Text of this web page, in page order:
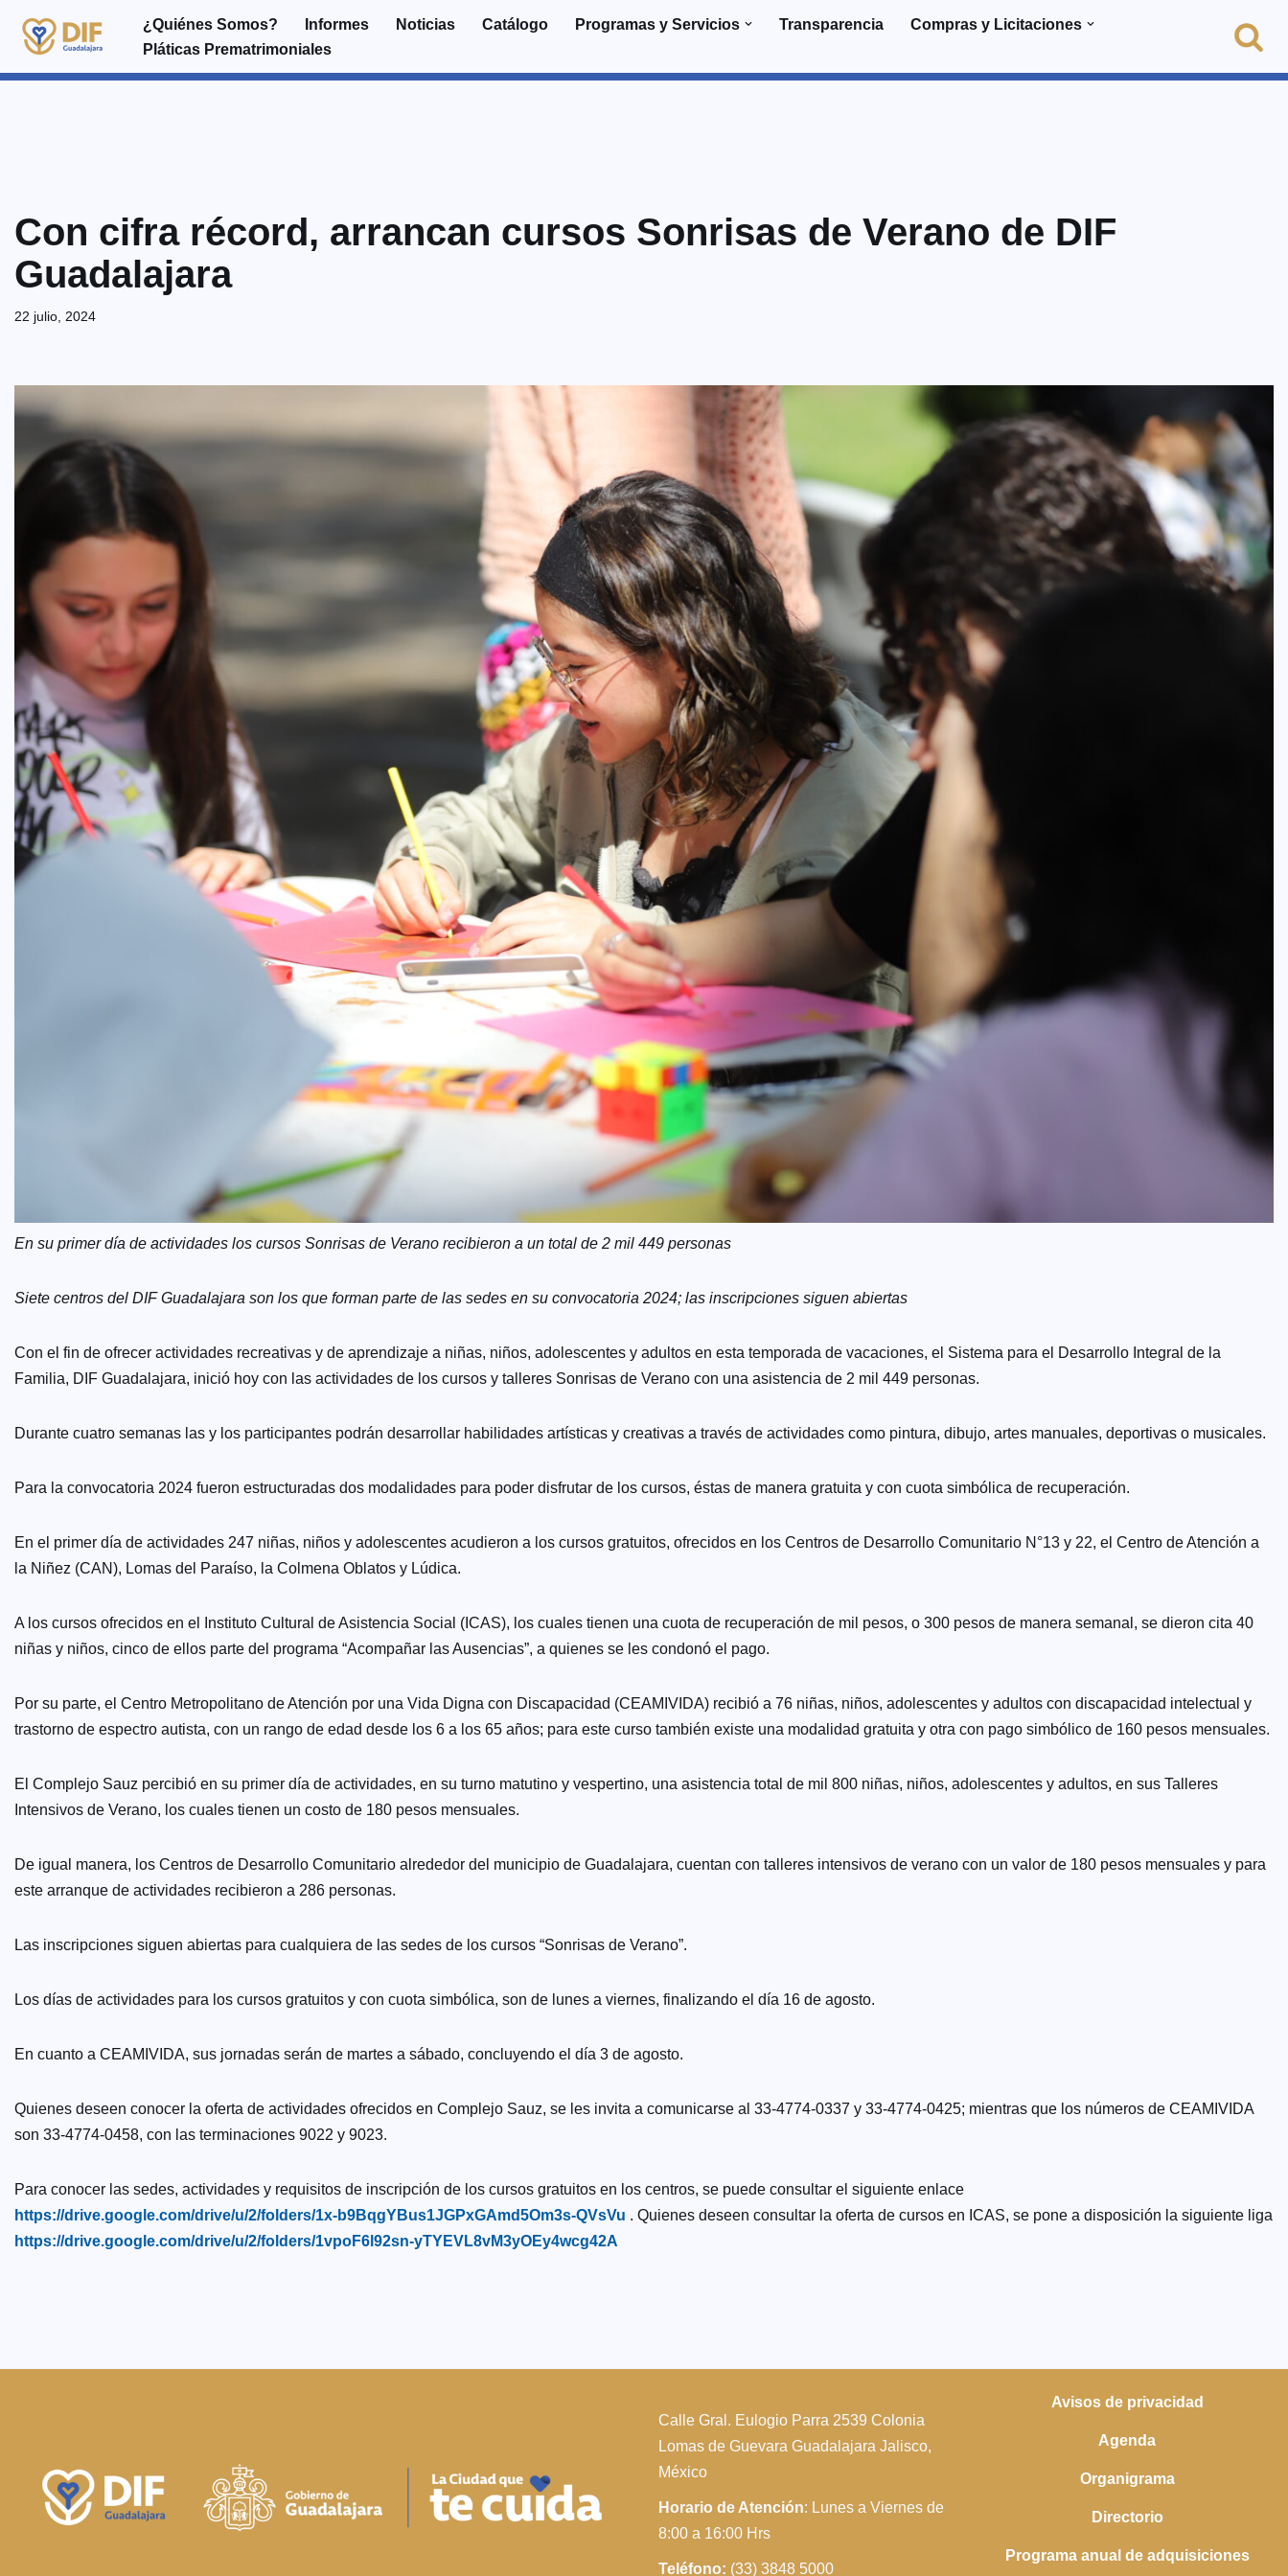
Saltar
al
¿Quiénes Somos? Informes Noticias Catálogo Programas y Servicios Transparencia
Compras y Licitaciones
Pláticas Prematrimoniales
Con cifra récord, arrancan cursos Sonrisas de Verano de DIF
Guadalajara
22 julio, 2024
En su primer día de actividades los cursos Sonrisas de Verano recibieron a un total de 2 mil 449 personas
Siete centros del DIF Guadalajara son los que forman parte de las sedes en su convocatoria 2024; las inscripciones siguen abiertas
Con el fin de ofrecer actividades recreativas y de aprendizaje a niñas, niños, adolescentes y adultos en esta temporada de vacaciones, el Sistema para el Desarrollo Integral de la
Familia, DIF Guadalajara, inició hoy con las actividades de los cursos y talleres Sonrisas de Verano con una asistencia de 2 mil 449 personas.
Durante cuatro semanas las y los participantes podrán desarrollar habilidades artísticas y creativas a través de actividades como pintura, dibujo, artes manuales, deportivas o musicales.
Para la convocatoria 2024 fueron estructuradas dos modalidades para poder disfrutar de los cursos, éstas de manera gratuita y con cuota simbólica de recuperación.
En el primer día de actividades 247 niñas, niños y adolescentes acudieron a los cursos gratuitos, ofrecidos en los Centros de Desarrollo Comunitario N°13 y 22, el Centro de Atención a
la Niñez (CAN), Lomas del Paraíso, la Colmena Oblatos y Lúdica.
A los cursos ofrecidos en el Instituto Cultural de Asistencia Social (ICAS), los cuales tienen una cuota de recuperación de mil pesos, o 300 pesos de manera semanal, se dieron cita 40
niñas y niños, cinco de ellos parte del programa “Acompañar las Ausencias”, a quienes se les condonó el pago.
Por su parte, el Centro Metropolitano de Atención por una Vida Digna con Discapacidad (CEAMIVIDA) recibió a 76 niñas, niños, adolescentes y adultos con discapacidad intelectual y
trastorno de espectro autista, con un rango de edad desde los 6 a los 65 años; para este curso también existe una modalidad gratuita y otra con pago simbólico de 160 pesos mensuales.
El Complejo Sauz percibió en su primer día de actividades, en su turno matutino y vespertino, una asistencia total de mil 800 niñas, niños, adolescentes y adultos, en sus Talleres
Intensivos de Verano, los cuales tienen un costo de 180 pesos mensuales.
De igual manera, los Centros de Desarrollo Comunitario alrededor del municipio de Guadalajara, cuentan con talleres intensivos de verano con un valor de 180 pesos mensuales y para
este arranque de actividades recibieron a 286 personas.
Las inscripciones siguen abiertas para cualquiera de las sedes de los cursos “Sonrisas de Verano”.
Los días de actividades para los cursos gratuitos y con cuota simbólica, son de lunes a viernes, finalizando el día 16 de agosto.
En cuanto a CEAMIVIDA, sus jornadas serán de martes a sábado, concluyendo el día 3 de agosto.
Quienes deseen conocer la oferta de actividades ofrecidos en Complejo Sauz, se les invita a comunicarse al 33-4774-0337 y 33-4774-0425; mientras que los números de CEAMIVIDA
son 33-4774-0458, con las terminaciones 9022 y 9023.
Para conocer las sedes, actividades y requisitos de inscripción de los cursos gratuitos en los centros, se puede consultar el siguiente enlace
https://drive.google.com/drive/u/2/folders/1x-b9BqgYBus1JGPxGAmd5Om3s-QVsVu . Quienes deseen consultar la oferta de cursos en ICAS, se pone a disposición la siguiente liga
https://drive.google.com/drive/u/2/folders/1vpoF6l92sn-yTYEVL8vM3yOEy4wcg42A
Calle Gral. Eulogio Parra 2539 Colonia
Lomas de Guevara Guadalajara Jalisco,
México
Horario de Atención: Lunes a Viernes de
8:00 a 16:00 Hrs
Teléfono: (33) 3848 5000
Avisos de privacidad
Agenda
Organigrama
Directorio
Programa anual de adquisiciones